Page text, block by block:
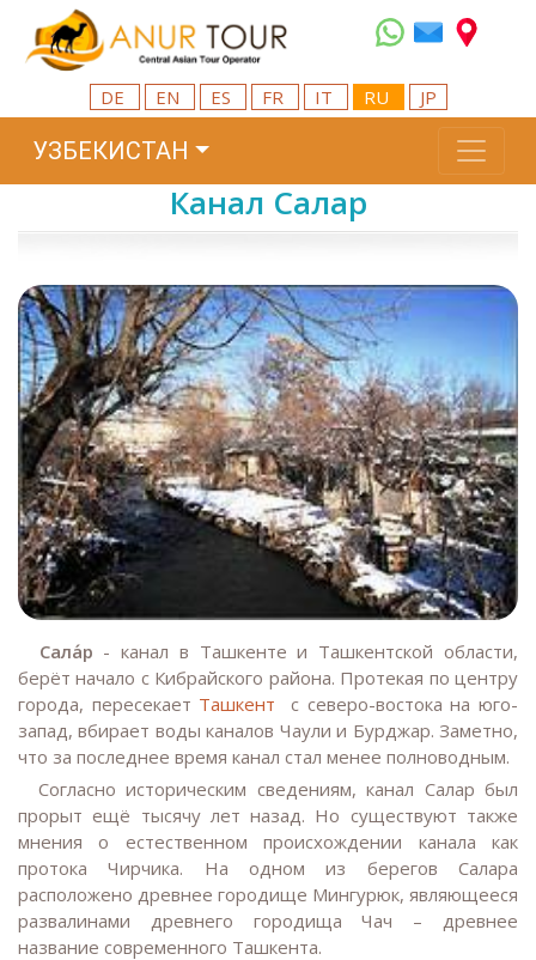
DE EN ES FR IT RU JP
УЗБЕКИСТАН
Канал Салар
Сала́р - канал в Ташкенте и Ташкентской области,
берёт начало с Кибрайского района. Протекая по центру
города, пересекает Ташкент с северо-востока на юго-
запад, вбирает воды каналов Чаули и Бурджар. Заметно,
что за последнее время канал стал менее полноводным.
Согласно историческим сведениям, канал Салар был
прорыт ещё тысячу лет назад. Но существуют также
мнения о естественном происхождении канала как
протока Чирчика. На одном из берегов Салара
расположено древнее городище Мингурюк, являющееся
развалинами древнего городища Чач – древнее
название современного Ташкента.